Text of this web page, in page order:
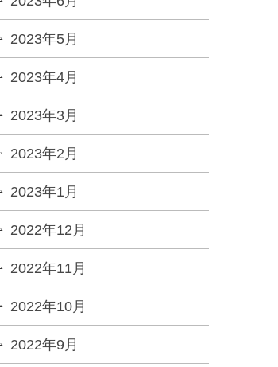
2023年5月
2023年4月
2023年3月
2023年2月
2023年1月
2022年12月
2022年11月
2022年10月
2022年9月